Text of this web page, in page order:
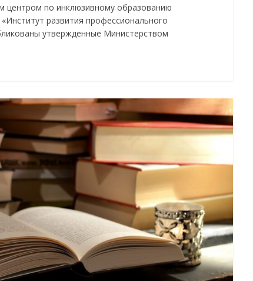
по инклюзивному образованию
развития профессионального
утвержденные Министерством